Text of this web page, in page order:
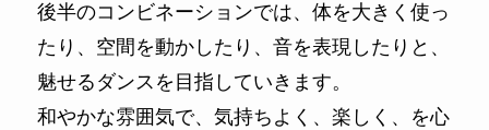
後半のコンビネーションでは、体を大きく使っ
たり、空間を動かしたり、音を表現したりと、
魅せるダンスを目指していきます。
和やかな雰囲気で、気持ちよく、楽しく、を心